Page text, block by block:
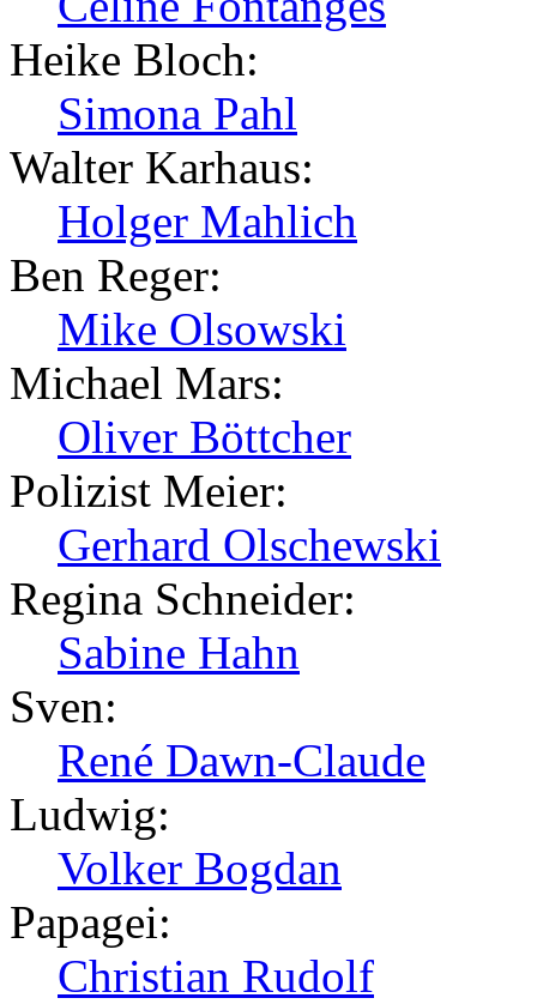
Heike Bloch:
Simona Pahl
Walter Karhaus:
Holger Mahlich
Ben Reger:
Mike Olsowski
Michael Mars:
Oliver Böttcher
Polizist Meier:
Gerhard Olschewski
Regina Schneider:
Sabine Hahn
Sven:
René Dawn-Claude
Ludwig:
Volker Bogdan
Papagei:
Christian Rudolf